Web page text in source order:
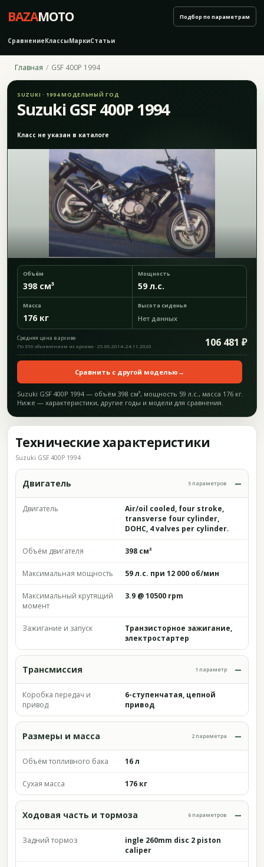
BAZAMOTO
СравнениеКлассыМаркиСтатьи
Подбор по параметрам
Главная GSF 400P 1994
SUZUKI · 1994 МОДЕЛЬНЫЙ ГОД
Suzuki GSF 400P 1994
Класс не указан в каталоге
Объём
398 см³
Мощность
59 л.с.
Масса
176 кг
Высота сиденья
Нет данных
Средняя цена в архиве 106 481 ₽
По 356 объявлениям из архива · 25.06.2014–24.11.2020
Сравнить с другой моделью →
Suzuki GSF 400P 1994 — объём 398 см³, мощность 59 л.с., масса 176 кг.
Ниже — характеристики, другие годы и модели для сравнения.
Технические характеристики
Suzuki GSF 400P 1994
Двигатель 5 параметров
Двигатель
Air/oil cooled, four stroke,
transverse four cylinder,
DOHC, 4 valves per cylinder.
Объём двигателя 398 см³
Максимальная мощность 59 л.с. при 12 000 об/мин
Максимальный крутящий
момент
3.9 @ 10500 rpm
Зажигание и запуск
Транзисторное зажигание,
электростартер
Трансмиссия 1 параметр
Коробка передач и
привод
6-ступенчатая, цепной
привод
Размеры и масса 2 параметра
Объём топливного бака 16 л
Сухая масса 176 кг
Ходовая часть и тормоза 6 параметров
Задний тормоз
ingle 260mm disc 2 piston
caliper